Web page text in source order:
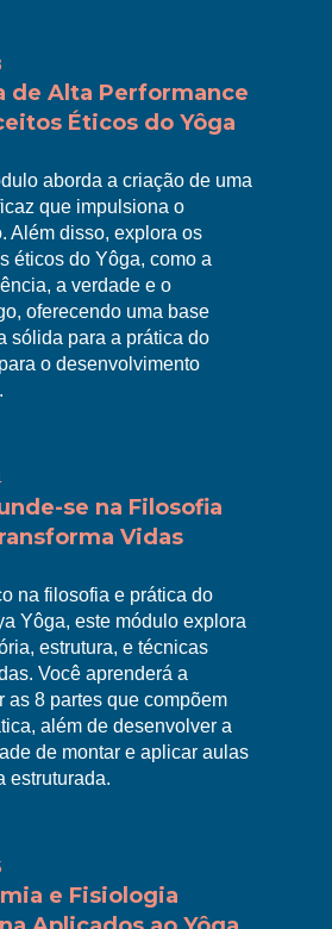
de Alta Performance
Éticos do Yôga
aborda a criação de uma
que impulsiona o
Além disso, explora os
éticos do Yôga, como a
a verdade e o
oferecendo uma base
sólida para a prática do
o desenvolvimento
se na Filosofia
Vidas
na filosofia e prática do
Yôga, este módulo explora
estrutura, e técnicas
Você aprenderá a
as 8 partes que compõem
além de desenvolver a
de montar e aplicar aulas
estruturada.
e Fisiologia